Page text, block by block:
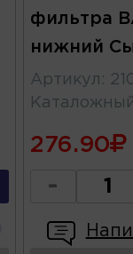
фильтра
нижний
Артикул :
276.90
-